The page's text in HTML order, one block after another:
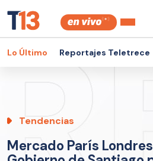
Lo Último Reportajes Teletrece
Tendencias
Mercado París